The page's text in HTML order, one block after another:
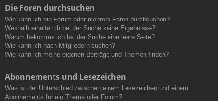
Die Foren durchsuchen
Wie kann ich ein Forum oder mehrere Foren durchsuchen?
Weshalb erhalte ich bei der Suche keine Ergebnisse?
Warum bekomme ich bei der Suche eine leere Seite?
Wie kann ich nach Mitgliedern suchen?
Wie kann ich meine eigenen Beiträge und Themen finden?
Abonnements und Lesezeichen
Was ist der Unterschied zwischen einem Lesezeichen und einem
Abonnements für ein Thema oder Forum?